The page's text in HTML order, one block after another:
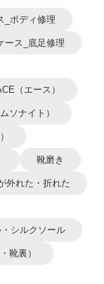
_ボディ修理
ース_底足修理
（エース）
ソナイト）
靴磨き
外れた・折れた
シルクソール
靴裏）